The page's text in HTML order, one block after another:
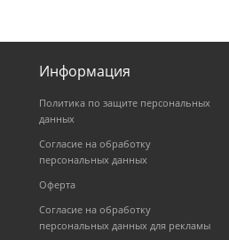
Информация
Политика по защите персональных
данных
Согласие на обработку
персональных данных
Оферта
Согласие на обработку
персональных данных для рекламы